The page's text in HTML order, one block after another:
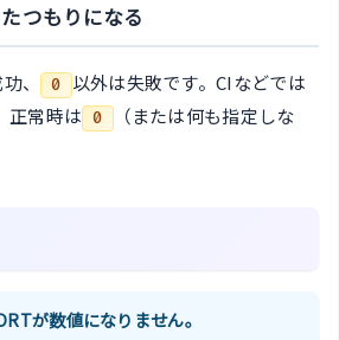
つもりになる
功、 0
以外は失敗です。CIなどでは
正常時は 0 （または何も指定しな
が数値になりません。